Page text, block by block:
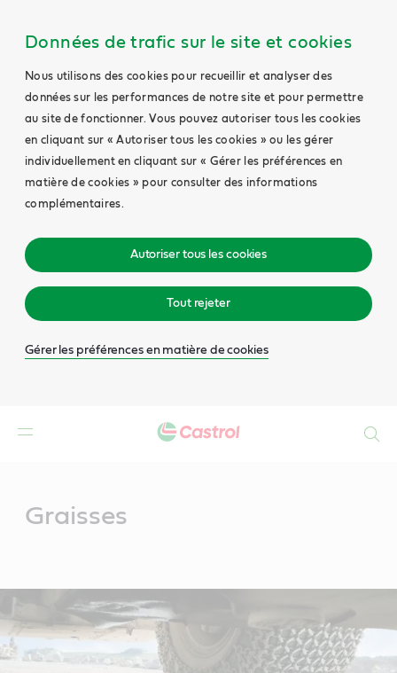
Données de trafic sur le site et cookies
Nous utilisons des cookies pour recueillir et analyser des
données sur les performances de notre site et pour permettre
au site de fonctionner. Vous pouvez autoriser tous les cookies
en cliquant sur « Autoriser tous les cookies » ou les gérer
individuellement en cliquant sur « Gérer les préférences en
matière de cookies » pour consulter des informations
complémentaires.
Autoriser tous les cookies
Tout rejeter
Gérer les préférences en matière de cookies
Graisses